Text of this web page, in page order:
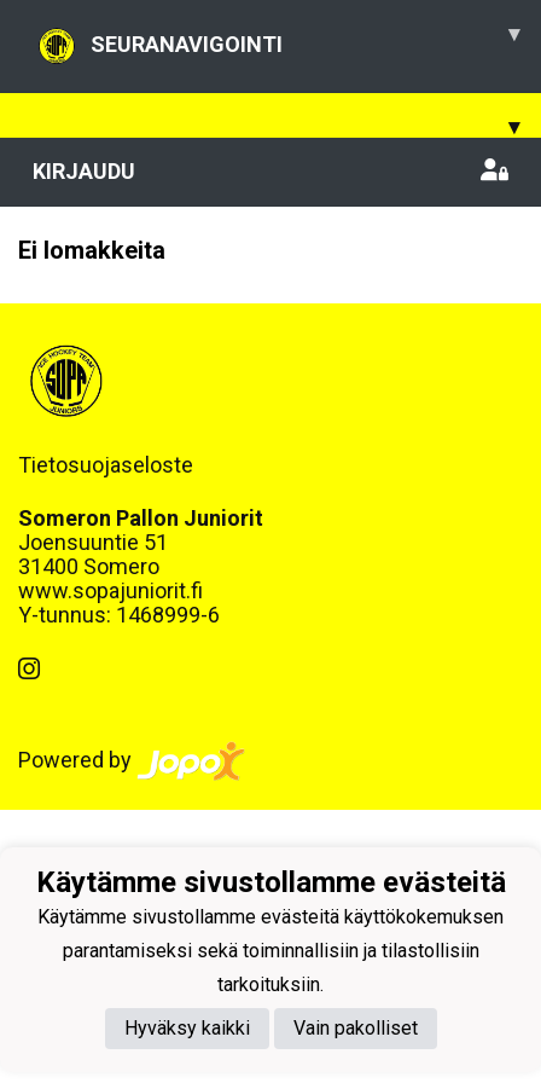
SEURANAVIGOINTI ▾
▾
KIRJAUDU
Ei lomakkeita
Tietosuojaseloste
Someron Pallon Juniorit
Joensuuntie 51
31400 Somero
www.sopajuniorit.fi
Y-tunnus: 1468999-6
Powered by
Käytämme sivustollamme evästeitä
Käytämme sivustollamme evästeitä käyttökokemuksen
parantamiseksi sekä toiminnallisiin ja tilastollisiin
tarkoituksiin.
Hyväksy kaikki
Vain pakolliset